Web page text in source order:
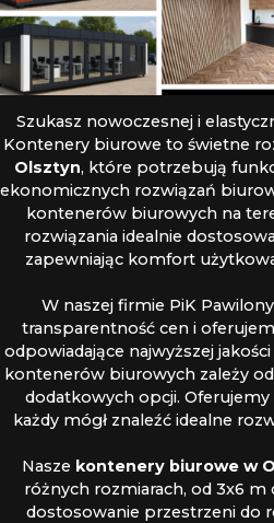
Szukasz nowoczesnej i
Kontenery biurowe to świetne
Olsztyn, które potrzebują
ekonomicznych rozwiązań
kontenerów biurowych na
rozwiązania idealnie
zapewniając komfort
W naszej firmie PiK
transparentność cen i
odpowiadające najwyższej
kontenerów biurowych zależy
dodatkowych opcji.
każdy mógł znaleźć idealne
Nasze kontenery biurowe w
różnych rozmiarach, od 3x6 m
dostosowanie przestrzeni do